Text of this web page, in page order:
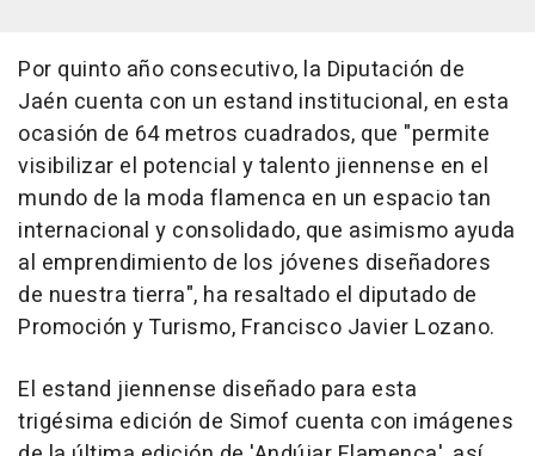
Por quinto año consecutivo, la Diputación de
Jaén cuenta con un estand institucional, en esta
ocasión de 64 metros cuadrados, que "permite
visibilizar el potencial y talento jiennense en el
mundo de la moda flamenca en un espacio tan
internacional y consolidado, que asimismo ayuda
al emprendimiento de los jóvenes diseñadores
de nuestra tierra", ha resaltado el diputado de
Promoción y Turismo, Francisco Javier Lozano.
El estand jiennense diseñado para esta
trigésima edición de Simof cuenta con imágenes